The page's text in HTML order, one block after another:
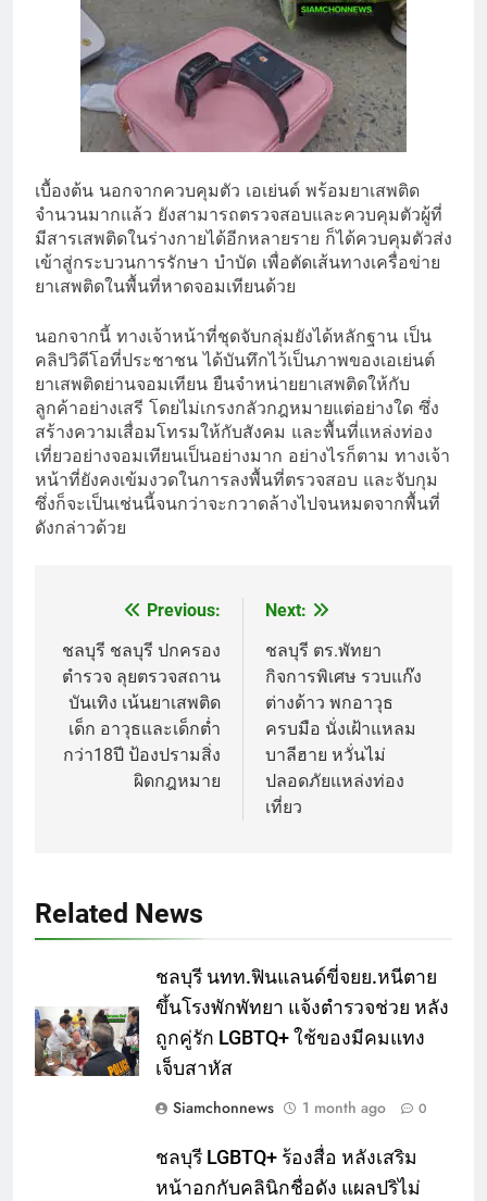
เบื้องต้น นอกจากควบคุมตัว เอเย่นต์ พร้อมยาเสพติด
จำนวนมากแล้ว ยังสามารถตรวจสอบและควบคุมตัวผู้ที่
มีสารเสพติดในร่างกายได้อีกหลายราย ก็ได้ควบคุมตัวส่ง
เข้าสู่กระบวนการรักษา บำบัด เพื่อตัดเส้นทางเครื่อข่าย
ยาเสพติดในพื้นที่หาดจอมเทียนด้วย
นอกจากนี้ ทางเจ้าหน้าที่ชุดจับกลุ่มยังได้หลักฐาน เป็น
คลิปวิดีโอที่ประชาชน ได้บันทึกไว้เป็นภาพของเอเย่นต์
ยาเสพติดย่านจอมเทียน ยืนจำหน่ายยาเสพติดให้กับ
ลูกค้าอย่างเสรี โดยไม่เกรงกลัวกฎหมายแต่อย่างใด ซึ่ง
สร้างความเสื่อมโทรมให้กับสังคม และพื้นที่แหล่งท่อง
เที่ยวอย่างจอมเทียนเป็นอย่างมาก อย่างไรก็ตาม ทางเจ้า
หน้าที่ยังคงเข้มงวดในการลงพื้นที่ตรวจสอบ และจับกุม
ซึ่งก็จะเป็นเช่นนี้จนกว่าจะกวาดล้างไปจนหมดจากพื้นที่
ดังกล่าวด้วย
navigation
Previous:
ชลบุรี ชลบุรี ปกครอง
ตำรวจ ลุยตรวจสถาน
บันเทิง เน้นยาเสพติด
เด็ก อาวุธและเด็กต่ำ
กว่า18ปี ป้องปรามสิ่ง
ผิดกฎหมาย
Next:
ชลบุรี ตร.พัทยา
กิจการพิเศษ รวบแก๊ง
ต่างด้าว พกอาวุธ
ครบมือ นั่งเฝ้าแหลม
บาลีฮาย หวั่นไม่
ปลอดภัยแหล่งท่อง
เที่ยว
Related News
ชลบุรี นทท.ฟินแลนด์ขี่จยย.หนีตาย
ขึ้นโรงพักพัทยา แจ้งตำรวจช่วย หลัง
ถูกคู่รัก LGBTQ+ ใช้ของมีคมแทง
เจ็บสาหัส
Siamchonnews
1 month ago 0
ชลบุรี LGBTQ+ ร้องสื่อ หลังเสริม
หน้าอกกับคลินิกชื่อดัง แผลปริไม่